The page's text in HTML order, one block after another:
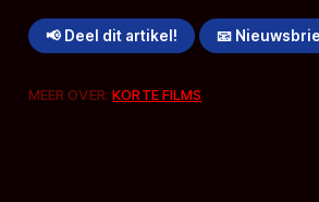
📢 Deel dit artikel! 📧
MEER OVER:KORTE FILMS